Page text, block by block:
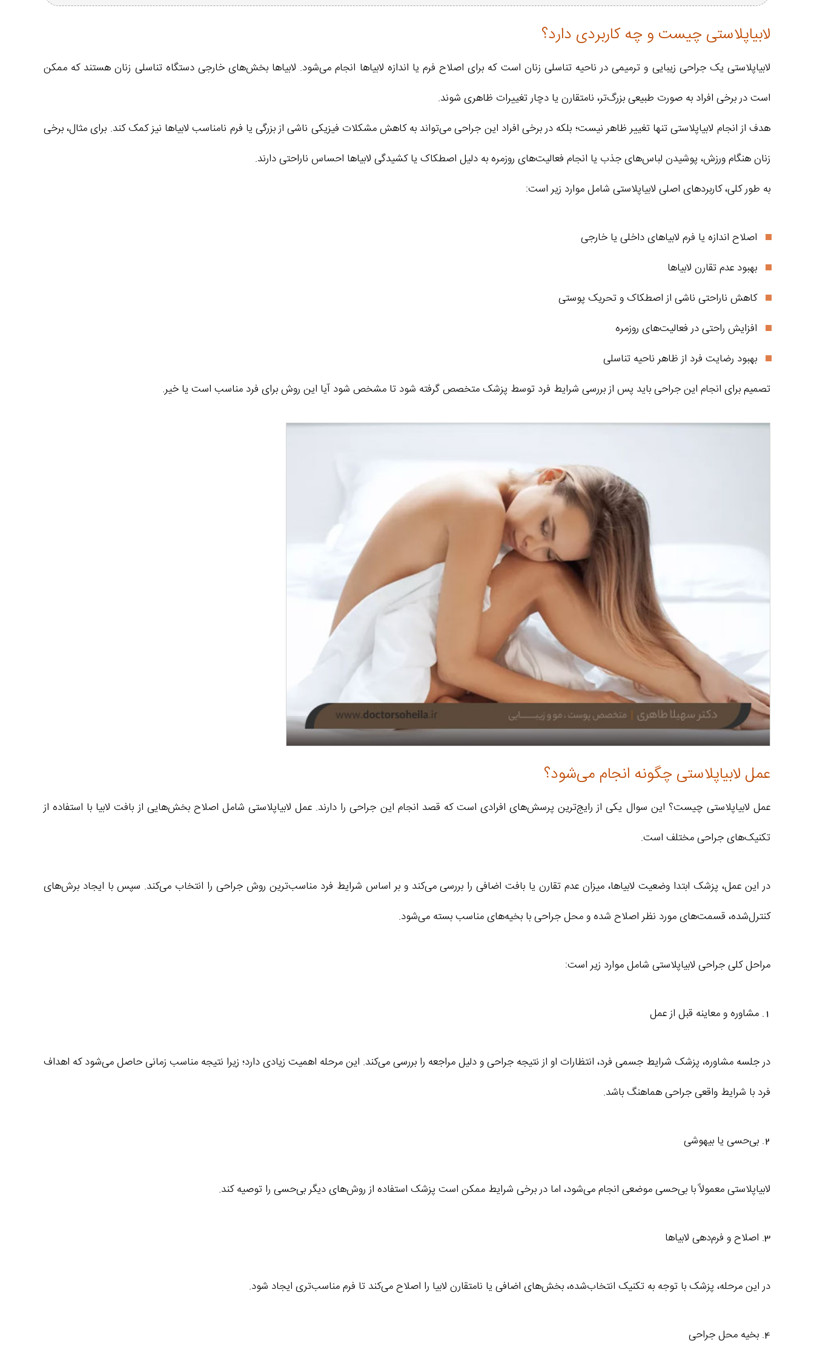
لابیاپلاستی چیست و چه کاربردی دارد؟
لابیاپلاستی یک جراحی زیبایی و ترمیمی در ناحیه تناسلی زنان است که برای اصلاح فرم یا اندازه لابیاها انجام می‌شود. لابیاها بخش‌های خارجی دستگاه تناسلی زنان هستند که ممکن
است در برخی افراد به صورت طبیعی بزرگ‌تر، نامتقارن یا دچار تغییرات ظاهری شوند.
هدف از انجام لابیاپلاستی تنها تغییر ظاهر نیست؛ بلکه در برخی افراد این جراحی می‌تواند به کاهش مشکلات فیزیکی ناشی از بزرگی یا فرم نامناسب لابیاها نیز کمک کند. برای مثال، برخی
زنان هنگام ورزش، پوشیدن لباس‌های جذب یا انجام فعالیت‌های روزمره به دلیل اصطکاک یا کشیدگی لابیاها احساس ناراحتی دارند.
به طور کلی، کاربردهای اصلی لابیاپلاستی شامل موارد زیر است:
اصلاح اندازه یا فرم لابیاهای داخلی یا خارجی
بهبود عدم تقارن لابیاها
کاهش ناراحتی ناشی از اصطکاک و تحریک پوستی
افزایش راحتی در فعالیت‌های روزمره
بهبود رضایت فرد از ظاهر ناحیه تناسلی
تصمیم برای انجام این جراحی باید پس از بررسی شرایط فرد توسط پزشک متخصص گرفته شود تا مشخص شود آیا این روش برای فرد مناسب است یا خیر.
عمل لابیاپلاستی چگونه انجام می‌شود؟
عمل لابیاپلاستی چیست؟ این سوال یکی از رایج‌ترین پرسش‌های افرادی است که قصد انجام این جراحی را دارند. عمل لابیاپلاستی شامل اصلاح بخش‌هایی از بافت لابیا با استفاده از
تکنیک‌های جراحی مختلف است.
در این عمل، پزشک ابتدا وضعیت لابیاها، میزان عدم تقارن یا بافت اضافی را بررسی می‌کند و بر اساس شرایط فرد مناسب‌ترین روش جراحی را انتخاب می‌کند. سپس با ایجاد برش‌های
کنترل‌شده، قسمت‌های مورد نظر اصلاح شده و محل جراحی با بخیه‌های مناسب بسته می‌شود.
مراحل کلی جراحی لابیاپلاستی شامل موارد زیر است:
1. مشاوره و معاینه قبل از عمل
در جلسه مشاوره، پزشک شرایط جسمی فرد، انتظارات او از نتیجه جراحی و دلیل مراجعه را بررسی می‌کند. این مرحله اهمیت زیادی دارد؛ زیرا نتیجه مناسب زمانی حاصل می‌شود که اهداف
فرد با شرایط واقعی جراحی هماهنگ باشد.
2. بی‌حسی یا بیهوشی
لابیاپلاستی معمولاً با بی‌حسی موضعی انجام می‌شود، اما در برخی شرایط ممکن است پزشک استفاده از روش‌های دیگر بی‌حسی را توصیه کند.
3. اصلاح و فرم‌دهی لابیاها
در این مرحله، پزشک با توجه به تکنیک انتخاب‌شده، بخش‌های اضافی یا نامتقارن لابیا را اصلاح می‌کند تا فرم مناسب‌تری ایجاد شود.
4. بخیه محل جراحی